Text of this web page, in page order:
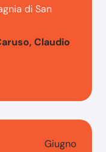
di San
Claudio
Giugno